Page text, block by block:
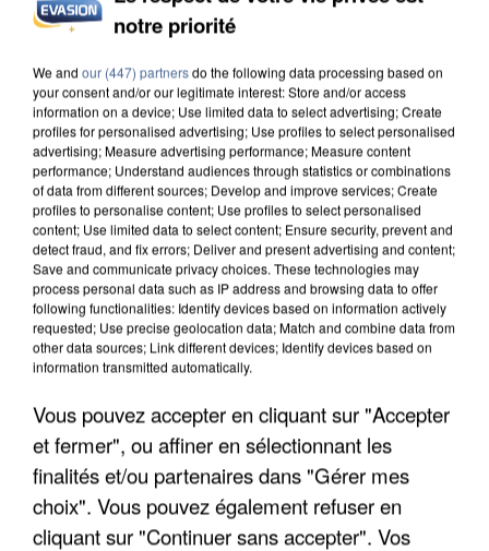
L’UN DES FONDATEURS SUPPOSÉS DE LA DZ
UN SECOND CADRE DE LA DZ MAFIA
INTERPELLÉ EN ALGÉRIE
notre priorité
We and our (447) partnersdo the following data processing based on
your consent and/or our legitimate interest: Store and/or access
information on a device; Use limited data to select advertising; Create
profiles for personalised advertising; Use profiles to select personalised
advertising; Measure advertising performance; Measure content
performance; Understand audiences through statistics or combinations
of data from different sources; Develop and improve services; Create
profiles to personalise content; Use profiles to select personalised
content; Use limited data to select content; Ensure security, prevent and
detect fraud, and fix errors; Deliver and present advertising and content;
Save and communicate privacy choices. These technologies may
process personal data such as IP address and browsing data to offer
following functionalities: Identify devices based on information actively
requested; Use precise geolocation data; Match and combine data from
other data sources; Link different devices; Identify devices based on
information transmitted automatically.
Vous pouvez accepter en cliquant sur "Accepter
et fermer", ou affiner en sélectionnant les
finalités et/ou partenaires dans "Gérer mes
choix". Vous pouvez également refuser en
cliquant sur "Continuer sans accepter". Vos